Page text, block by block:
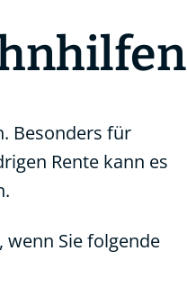
Besonders für
Rente kann es
Sie folgende